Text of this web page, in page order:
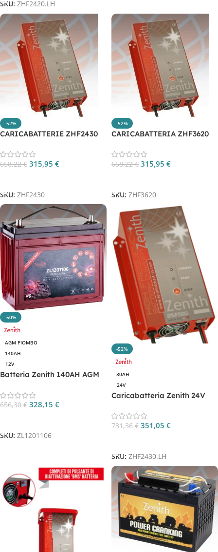
SKU: ZHF2420.LH
-52%
CARICABATTERIE ZHF2430
658,22€ 315,95 €
SKU: ZHF2430
-52%
CARICABATTERIA ZHF3620
658,22€ 315,95 €
SKU: ZHF3620
-50%
AGM PIOMBO
140AH
12V
Batteria Zenith 140AH AGM
656,30€ 328,15 €
SKU: ZL1201106
-52%
30AH
24V
Caricabatteria Zenith 24V
ZHF2430.LH
731,36€ 351,05 €
SKU: ZHF2430.LH